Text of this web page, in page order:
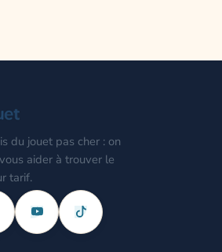
du jouet pas cher : on
aider à trouver le
tarif.